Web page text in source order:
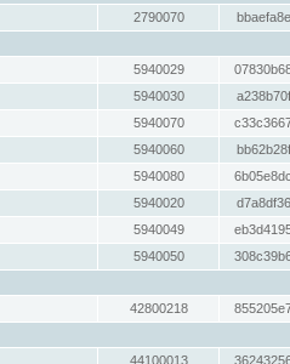
2790070
5940029
5940030
5940070
5940060
5940080
5940020
5940049
5940050
42800218
44100013